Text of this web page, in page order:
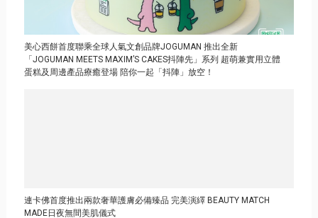
美心西餅首度聯乘全球人氣文創品牌JOGUMAN 推出全新
「JOGUMAN MEETS MAXIM’S CAKES抖陣先」系列 超萌兼實用立體
蛋糕及周邊產品療癒登場 陪你一起「抖陣」放空！
連卡佛首度推出兩款奢華護膚必備臻品 完美演繹 BEAUTY MATCH
MADE日夜無間美肌儀式